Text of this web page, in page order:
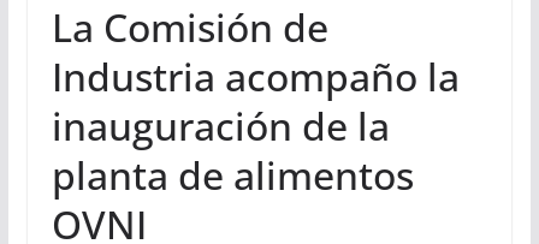
La Comisión de
Industria acompaño la
inauguración de la
planta de alimentos
OVNI